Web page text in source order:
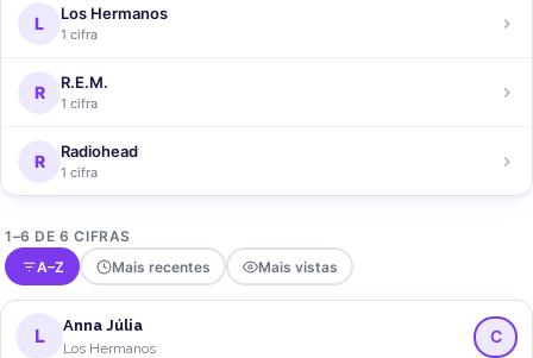
L Los Hermanos
1 cifra
R R.E.M.
1 cifra
R Radiohead
1 cifra
1–6 DE 6 CIFRAS
A–Z
Mais recentes Mais vistas
L
Anna Júlia
Los Hermanos
C